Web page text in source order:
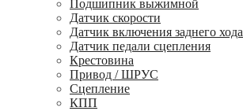
Подшипник выжимной
Датчик скорости
Датчик включения заднего хода
Датчик педали сцепления
Крестовина
Привод / ШРУС
Сцепление
КПП